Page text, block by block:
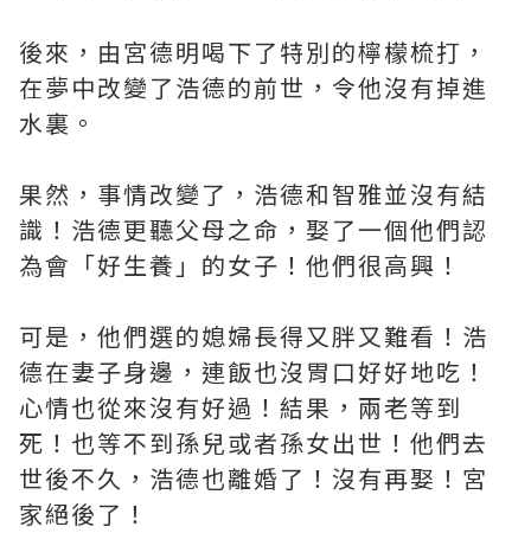
後來，由宮德明喝下了特別的檸檬梳打，
在夢中改變了浩德的前世，令他沒有掉進
水裏。
果然，事情改變了，浩德和智雅並沒有結
識！浩德更聽父母之命，娶了一個他們認
為會「好生養」的女子！他們很高興！
可是，他們選的媳婦長得又胖又難看！浩
德在妻子身邊，連飯也沒胃口好好地吃！
心情也從來沒有好過！結果，兩老等到
死！也等不到孫兒或者孫女出世！他們去
世後不久，浩德也離婚了！沒有再娶！宮
家絕後了！